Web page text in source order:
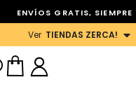
ENVÍOS GRATIS, SIEMPRE
Ver TIENDAS ZERCA!